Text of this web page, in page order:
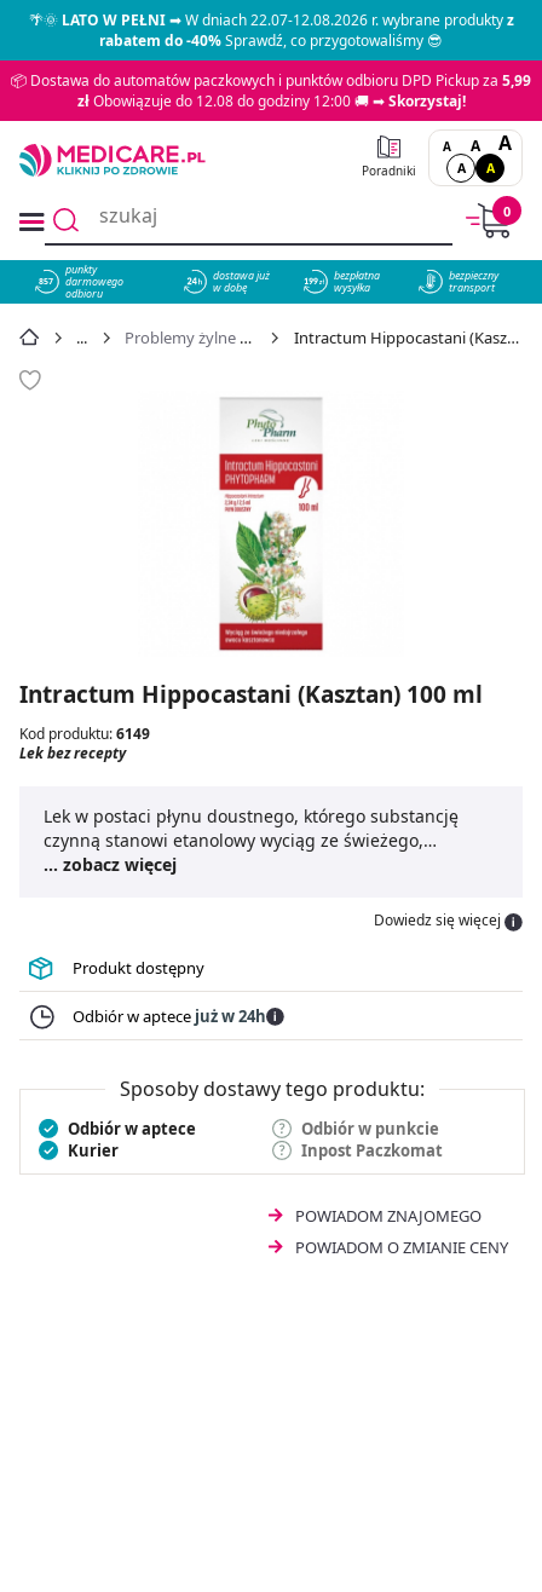
🌴🌞LATO W PEŁNI➡ W dniach 22.07-12.08.2026 r. wybrane produktyz
rabatem do -40%Sprawdź, co przygotowaliśmy 😎
📦 Dostawa do automatów paczkowych i punktów odbioru DPD Pickup za 5,99
złObowiązuje do 12.08 do godziny 12:00 🚚 ➡Skorzystaj!
Poradniki
A A A
A A
0
857
punkty
darmowego
odbioru
dostawa już
w dobę
bezpłatna
wysyłka
bezpieczny
transport
Problemy żylne kończyn dolnych Intractum Hippocastani (Kasztan) 100 ml - cena 16,39 zł
Intractum Hippocastani (Kasztan) 100 ml
Kod produktu:6149
Lek bez recepty
Lek w postaci płynu doustnego, którego substancję
czynną stanowi etanolowy wyciąg ze świeżego,
niedojrzałego owocu kasztanowca.
... zobacz więcej
Dowiedz się więcej
Produkt dostępny
Odbiór w aptece już w 24h
Sposoby dostawy tego produktu:
Odbiór w aptece
Odbiór w punkcie
Kurier
Inpost Paczkomat
POWIADOM ZNAJOMEGO
POWIADOM O ZMIANIE CENY